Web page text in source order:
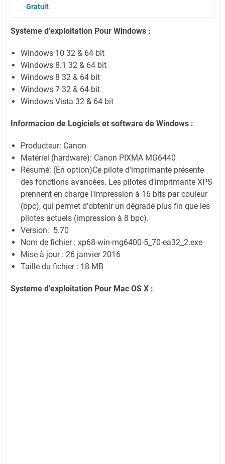
Gratuit
Systeme d'exploitation Pour Windows :
Windows 10 32 & 64 bit
Windows 8.1 32 & 64 bit
Windows 8 32 & 64 bit
Windows 7 32 & 64 bit
Windows Vista 32 & 64 bit
Informacion de Logiciels et software de Windows :
Producteur: Canon
Matériel (hardware): Canon PIXMA MG6440
Résumé: (En option)Ce pilote d'imprimante présente
des fonctions avancées. Les pilotes d'imprimante XPS
prennent en charge l'impression à 16 bits par couleur
(bpc), qui permet d'obtenir un dégradé plus fin que les
pilotes actuels (impression à 8 bpc).
Version: 5.70
Nom de fichier : xp68-win-mg6400-5_70-ea32_2.exe
Mise à jour : 26 janvier 2016
Taille du fichier : 18 MB
Systeme d'exploitation Pour Mac OS X :